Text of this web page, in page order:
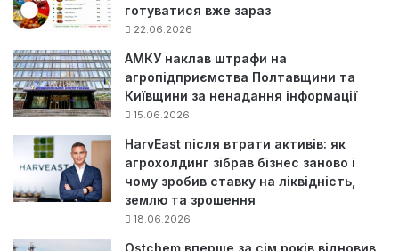
готуватися вже зараз
22.06.2026
АМКУ наклав штрафи на
агропідприємства Полтавщини та
Київщини за ненадання інформації
15.06.2026
HarvEast після втрати активів: як
агрохолдинг зібрав бізнес заново і
чому зробив ставку на ліквідність,
землю та зрошення
18.06.2026
Ostchem вперше за сім років відновив